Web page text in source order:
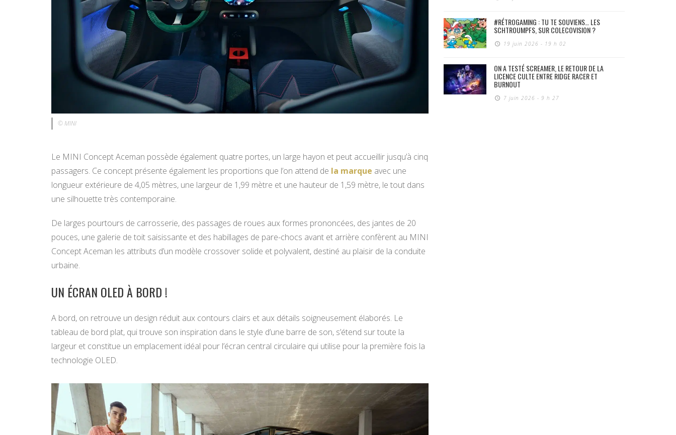
© MINI
Le MINI Concept Aceman possède également quatre portes, un large hayon et peut accueillir jusqu’à cinq
passagers. Ce concept présente également les proportions que l’on attend de la marque avec une
longueur extérieure de 4,05 mètres, une largeur de 1,99 mètre et une hauteur de 1,59 mètre, le tout dans
une silhouette très contemporaine.
De larges pourtours de carrosserie, des passages de roues aux formes prononcées, des jantes de 20
pouces, une galerie de toit saisissante et des habillages de pare-chocs avant et arrière confèrent au MINI
Concept Aceman les attributs d’un modèle crossover solide et polyvalent, destiné au plaisir de la conduite
urbaine.
UN ÉCRAN OLED À BORD !
A bord, on retrouve un design réduit aux contours clairs et aux détails soigneusement élaborés. Le
tableau de bord plat, qui trouve son inspiration dans le style d’une barre de son, s’étend sur toute la
largeur et constitue un emplacement idéal pour l’écran central circulaire qui utilise pour la première fois la
technologie OLED.
#RÉTROGAMING : TU TE SOUVIENS… LES
SCHTROUMPFS, SUR COLECOVISION ?
19 juin 2026 - 19 h 02
ON A TESTÉ SCREAMER, LE RETOUR DE LA
LICENCE CULTE ENTRE RIDGE RACER ET
BURNOUT
7 juin 2026 - 9 h 27